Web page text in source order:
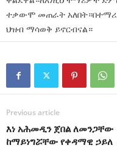
ተቃውሞ መጠራት
ህዝብ ማሳወቅ ይኖርብናል።
Previous article
እነ አሕመዲን ጀበል ለመንጋቸው
ከማይነግሯቸው የቀዳማዊ ኃይለ